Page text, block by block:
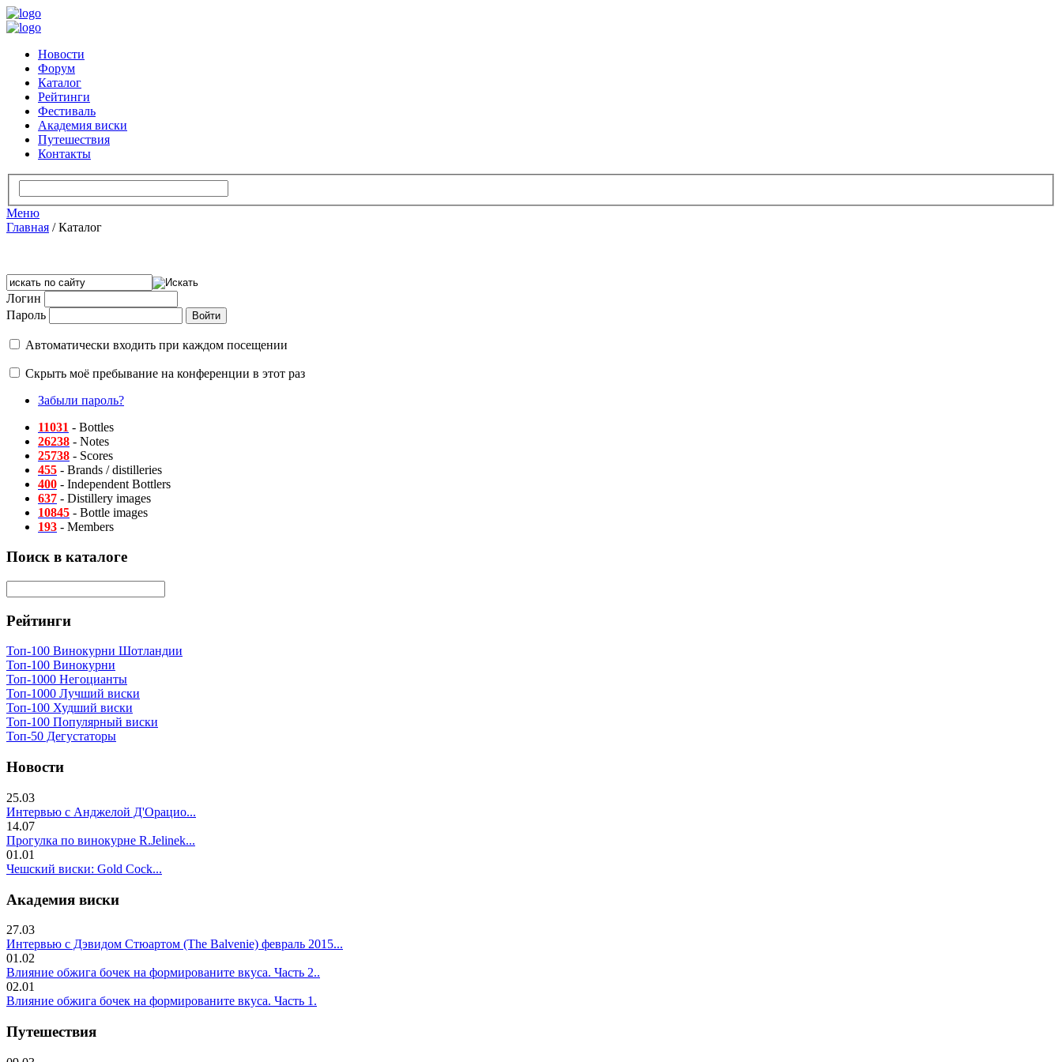
Новости
Форум
Каталог
Рейтинги
Фестиваль
Академия виски
Путешествия
Контакты
Меню
Главная /Каталог
Логин
Пароль
Автоматически входить при каждом посещении
Скрыть моё пребывание на конференции в этот раз
Забыли пароль?
11031 - Bottles
26238 - Notes
25738 - Scores
455 - Brands / distilleries
400 - Independent Bottlers
637 - Distillery images
10845 - Bottle images
193 - Members
Поиск в каталоге
Рейтинги
Топ-100 Винокурни Шотландии
Топ-100 Винокурни
Топ-1000 Негоцианты
Топ-1000 Лучший виски
Топ-100 Худший виски
Топ-100 Популярный виски
Топ-50 Дегустаторы
Новости
25.03
Интервью с Анджелой Д'Орацио...
14.07
Прогулка по винокурне R.Jelinek...
01.01
Чешский виски: Gold Cock...
Академия виски
27.03
Интервью с Дэвидом Стюартом (The Balvenie) февраль 2015...
01.02
Влияние обжига бочек на формированите вкуса. Часть 2..
02.01
Влияние обжига бочек на формированите вкуса. Часть 1.
Путешествия